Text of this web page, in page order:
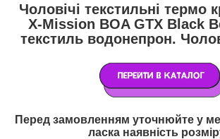
Чоловічі текстильні термо
X-Mission BOA GTX Black
текстиль водонепрон.
Перед замовленням уточнюйте у
ласка наявність